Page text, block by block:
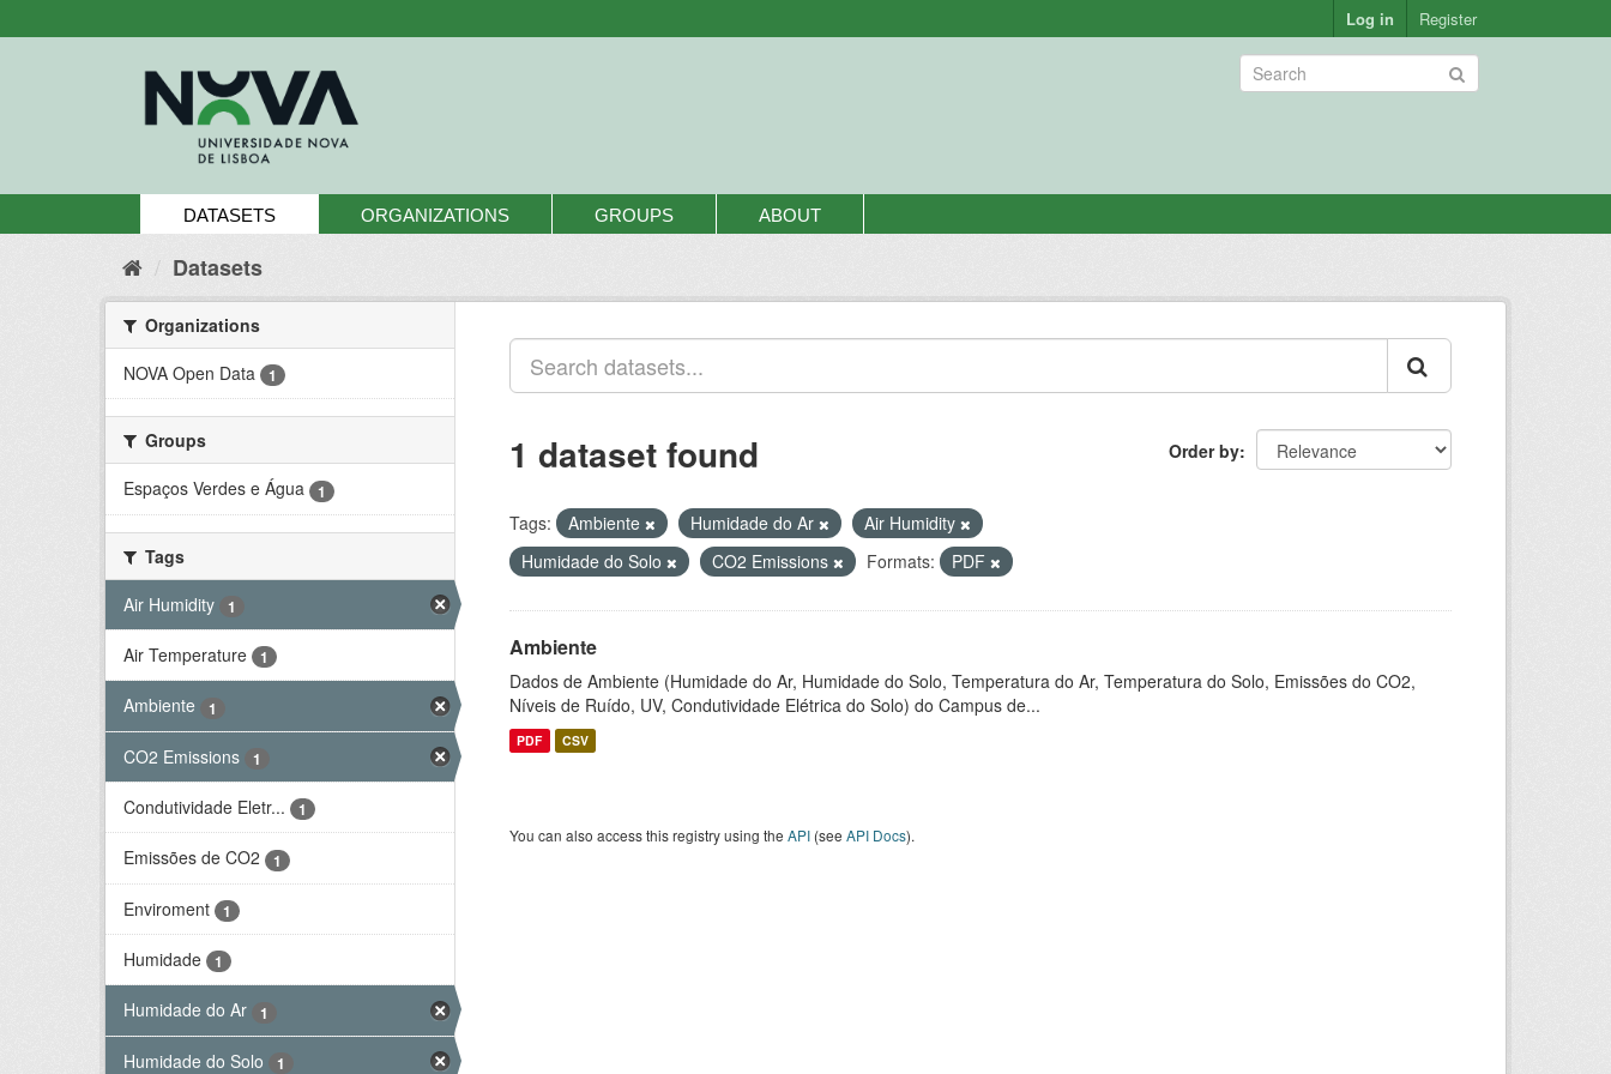
to
Log in Register
DATASETS ORGANIZATIONS GROUPS ABOUT
Datasets
Organizations
NOVA Open Data
1
Groups
Espaços Verdes e Água
1
Tags
Air Humidity
1
Air Temperature 1
Ambiente 1
CO2 Emissions 1
Condutividade Eletr... 1
Emissões de CO2 1
Enviroment 1
Humidade 1
Humidade do Ar 1
Humidade do Solo 1
Order by
1 dataset found
Tags: Ambiente Humidade do Ar
Air Humidity
Humidade do Solo
CO2 Emissions Formats: PDF
Ambiente
Dados de Ambiente (Humidade do Ar, Humidade do Solo, Temperatura do Ar, Temperatura do Solo, Emissões do CO2,
Níveis de Ruído, UV, Condutividade Elétrica do Solo) do Campus de...
PDF CSV
You can also access this registry using the API (see API Docs).